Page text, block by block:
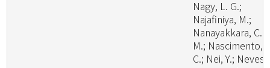
Nagy, L. G.;
Najafiniya, M.;
Nanayakkara, C.
M.; Nascimento,
C.; Nei, Y.; Neves,